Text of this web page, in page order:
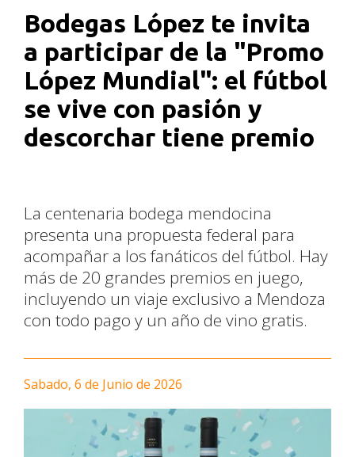
Bodegas López te invita
a participar de la "Promo
López Mundial": el fútbol
se vive con pasión y
descorchar tiene premio
La centenaria bodega mendocina
presenta una propuesta federal para
acompañar a los fanáticos del fútbol. Hay
más de 20 grandes premios en juego,
incluyendo un viaje exclusivo a Mendoza
con todo pago y un año de vino gratis.
Sabado, 6 de Junio de 2026